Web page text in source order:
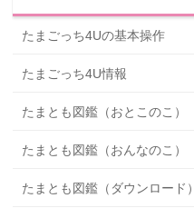
たまごっち4Uの基本操作
たまごっち4U情報
たまとも図鑑（おとこのこ）
たまとも図鑑（おんなのこ）
たまとも図鑑（ダウンロード）